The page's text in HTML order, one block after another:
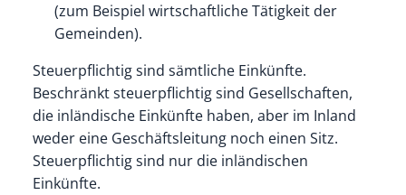
(zum Beispiel wirtschaftliche Tätigkeit der
Gemeinden).
Steuerpflichtig sind sämtliche Einkünfte.
Beschränkt steuerpflichtig sind Gesellschaften,
die inländische Einkünfte haben, aber im Inland
weder eine Geschäftsleitung noch einen Sitz.
Steuerpflichtig sind nur die inländischen
Einkünfte.